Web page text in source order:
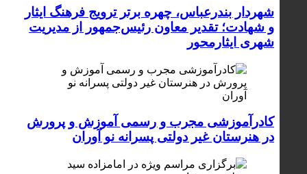
شهردار بندرعباس، چهره برتر ترویج فرهنگ ایثار
و شهادت؛ تقدیر معاون رئیس‌جمهور از مدیریت
شهری ایثارمحور
کادرآموزشی مجرب و رسمی آموزش و پرورش
در هنرستان غیر دولتی پسرانه نو آوران